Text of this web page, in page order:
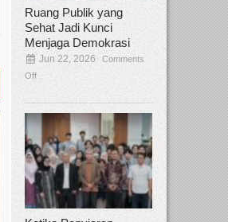
Ruang Publik yang
Sehat Jadi Kunci
Menjaga Demokrasi
Jun 22, 2026
Comments
Off